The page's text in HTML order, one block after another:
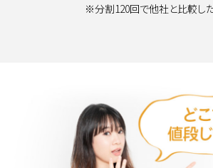
※分割120回で他社と比較し